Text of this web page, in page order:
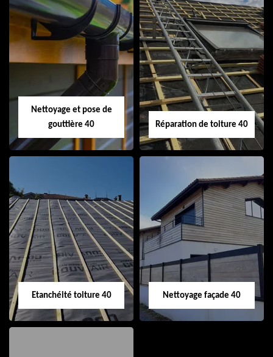
Isolation de toiture
40
Peinture sur tuile
40
Nettoyage et pose de
gouttière 40
Nettoyage et pose
de gouttière 40
Réparation de toiture 40
Réparation de
toiture 40
Etanchéité toiture 40 Nettoyage façade 40